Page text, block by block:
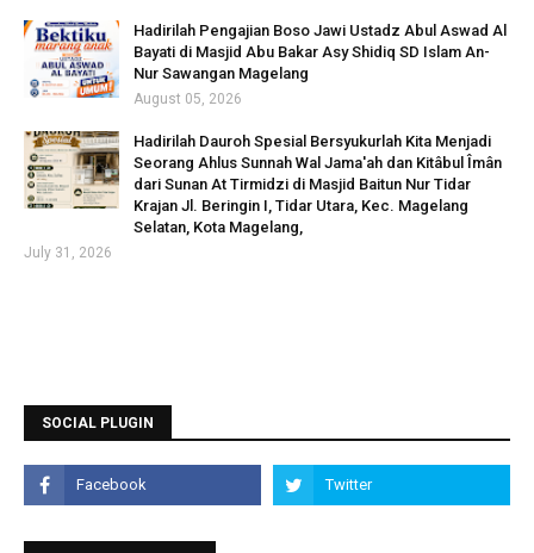
Hadirilah Pengajian Boso Jawi Ustadz Abul Aswad Al
Bayati di Masjid Abu Bakar Asy Shidiq SD Islam An-
Nur Sawangan Magelang
August 05, 2026
Hadirilah Dauroh Spesial Bersyukurlah Kita Menjadi
Seorang Ahlus Sunnah Wal Jama'ah dan Kitâbul Îmân
dari Sunan At Tirmidzi di Masjid Baitun Nur Tidar
Krajan Jl. Beringin I, Tidar Utara, Kec. Magelang
Selatan, Kota Magelang,
July 31, 2026
SOCIAL PLUGIN